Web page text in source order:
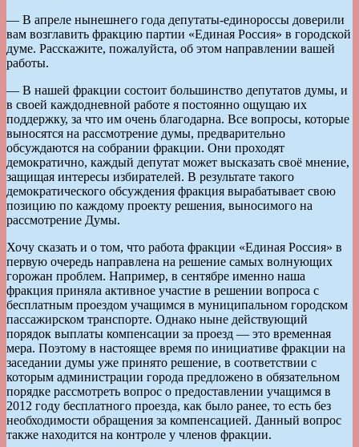
— В апреле нынешнего года депутаты-единороссы доверили
вам возглавить фракцию партии «Единая Россия» в городской
думе. Расскажите, пожалуйста, об этом направлении вашей
работы.
— В нашей фракции состоит большинство депутатов думы, и
в своей каждодневной работе я постоянно ощущаю их
поддержку, за что им очень благодарна. Все вопросы, которые
выносятся на рассмотрение думы, предварительно
обсуждаются на собрании фракции. Они проходят
демократично, каждый депутат может высказать своё мнение,
защищая интересы избирателей. В результате такого
демократического обсуждения фракция вырабатывает свою
позицию по каждому проекту решения, выносимого на
рассмотрение Думы.
Хочу сказать и о том, что работа фракции «Единая Россия» в
первую очередь направлена на решение самых волнующих
горожан проблем. Например, в сентябре именно наша
фракция приняла активное участие в решении вопроса с
бесплатным проездом учащимся в муниципальном городском
пассажирском транспорте. Однако ныне действующий
порядок выплаты компенсации за проезд — это временная
мера. Поэтому в настоящее время по инициативе фракции на
заседании думы уже принято решение, в соответствии с
которым администрации города предложено в обязательном
порядке рассмотреть вопрос о предоставлении учащимся в
2012 году бесплатного проезда, как было ранее, то есть без
необходимости обращения за компенсацией. Данный вопрос
также находится на контроле у членов фракции.